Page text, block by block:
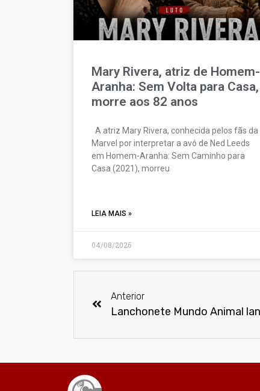
Mary Rivera, atriz de Homem-
Aranha: Sem Volta para Casa,
morre aos 82 anos
A atriz Mary Rivera, conhecida pelos fãs da
Marvel por interpretar a avó de Ned Leeds
em Homem-Aranha: Sem Caminho para
Casa (2021), morreu
LEIA MAIS »
04/08/2026
Anterior